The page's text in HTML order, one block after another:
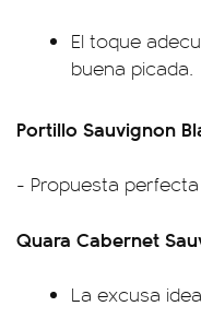
El toque
buena picada.
Portillo Sauvignon
- Propuesta
Quara Cabernet
La excusa